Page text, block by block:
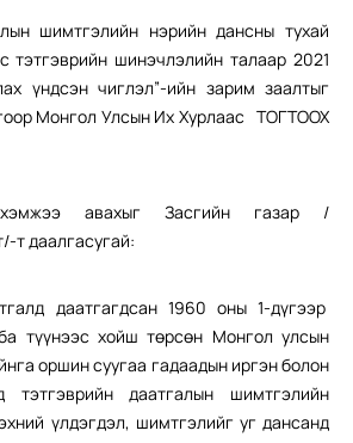
шимтгэлийн нэрийн дансны тухай
тэтгэврийн шинэчлэлийн талаар 2021
үндсэн чиглэл”-ийн зарим заалтыг
Монгол Улсын Их Хурлаас ТОГТООХ
авахыг Засгийн газар /
т даалгасугай:
даатгагдсан 1960 оны 1-дүгээр
түүнээс хойш төрсөн Монгол улсын
оршин суугаа гадаадын иргэн болон
тэтгэврийн даатгалын шимтгэлийн
үлдэгдэл, шимтгэлийг уг дансанд